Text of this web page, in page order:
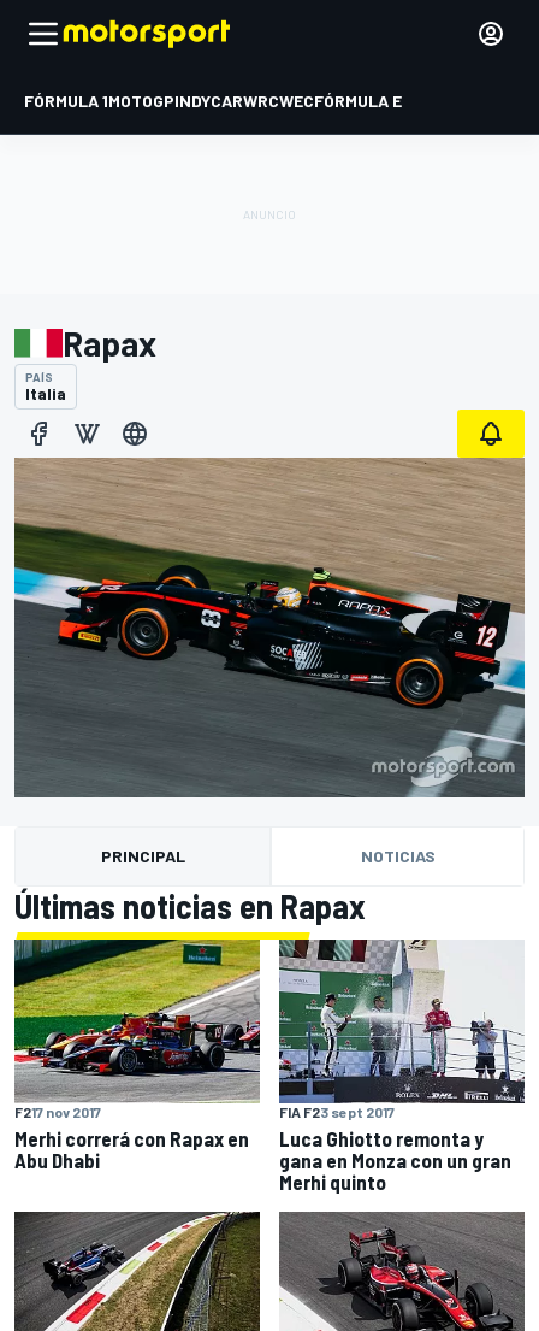
FÓRMULA 1MOTOGPINDYCARWRCWECFÓRMULA E
Rapax
PAÍS
Italia
PRINCIPAL NOTICIAS
Últimas noticias en Rapax
F217 nov 2017
Merhi correrá con Rapax en
Abu Dhabi
FIA F23 sept 2017
Luca Ghiotto remonta y
gana en Monza con un gran
Merhi quinto